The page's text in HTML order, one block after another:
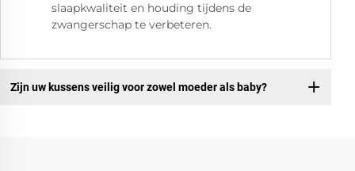
slaapkwaliteit en houding tijdens de
zwangerschap te verbeteren.
Zijn uw kussens veilig voor zowel moeder als baby?